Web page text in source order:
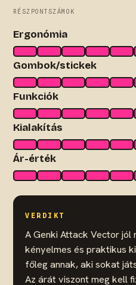
RÉSZPONTSZÁMOK
Ergonómia
Gombok/stickek
Funkciók
Kialakítás
Ár-érték
VERDIKT
A Genki Attack Vector
kényelmes és praktikus
főleg annak, aki sokat
Az árát viszont meg kell